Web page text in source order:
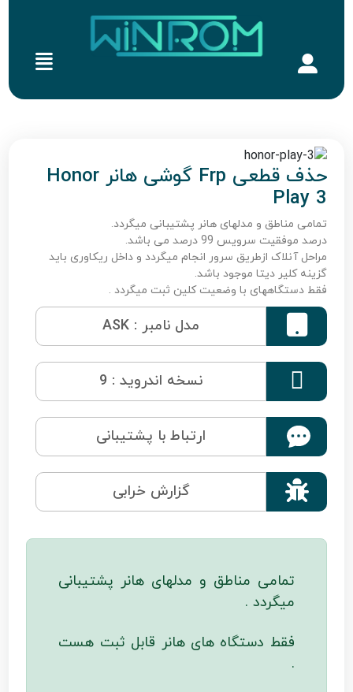
حذف قطعی Frp گوشی هانر Honor
Play 3
تمامی مناطق و مدلهای هانر پشتیبانی میگردد.
درصد موفقیت سرویس 99 درصد می باشد.
مراحل آنلاک ازطریق سرور انجام میگردد و داخل ریکاوری باید
گزینه کلیر دیتا موجود باشد.
فقط دستگاههای با وضعیت کلین ثبت میگردد .
مدل نامبر : ASK
 نسخه اندروید : 9
ارتباط با پشتیبانی
 گزارش خرابی
تمامی مناطق و مدلهای هانر پشتیبانی
میگردد .
فقط دستگاه های هانر قابل ثبت هست
.